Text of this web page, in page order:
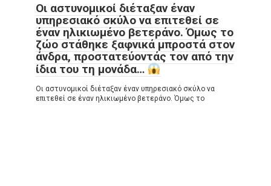
Οι αστυνομικοί διέταξαν έναν
υπηρεσιακό σκύλο να επιτεθεί σε
έναν ηλικιωμένο βετεράνο. Όμως το
ζώο στάθηκε ξαφνικά μπροστά στον
άνδρα, προστατεύοντάς τον από την
ίδια του τη μονάδα…
Οι αστυνομικοί διέταξαν έναν υπηρεσιακό σκύλο να
επιτεθεί σε έναν ηλικιωμένο βετεράνο. Όμως το